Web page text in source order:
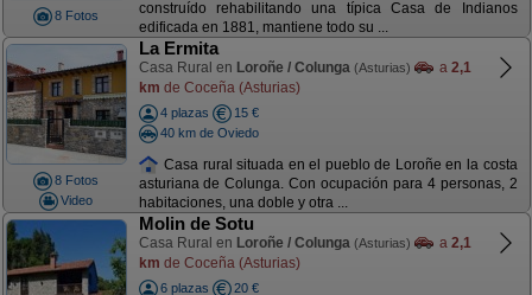
8 Fotos
construído rehabilitando una típica Casa de Indianos
edificada en 1881, mantiene todo su ...
8 Fotos
Video
La Ermita
Casa Rural en Loroñe / Colunga (Asturias) a 2,1
km de Coceña (Asturias)
4 plazas
15 €
40 km de Oviedo
Casa rural situada en el pueblo de Loroñe en la costa
asturiana de Colunga. Con ocupación para 4 personas, 2
habitaciones, una doble y otra ...
Molin de Sotu
Casa Rural en Loroñe / Colunga (Asturias) a 2,1
km de Coceña (Asturias)
6 plazas
20 €